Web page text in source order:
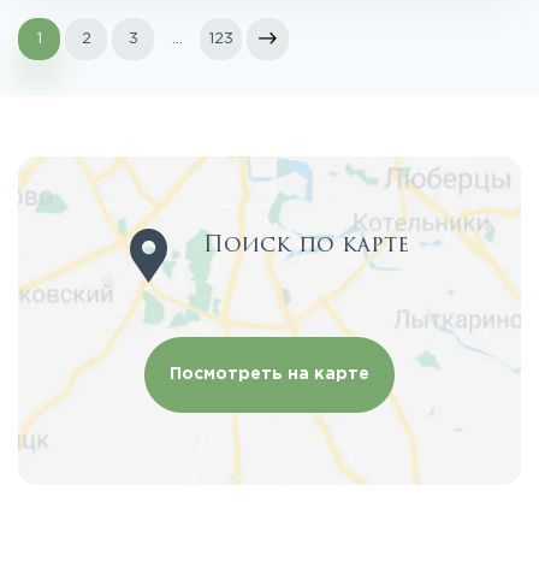
1 2 3 123
Поиск по карте
Посмотреть на карте